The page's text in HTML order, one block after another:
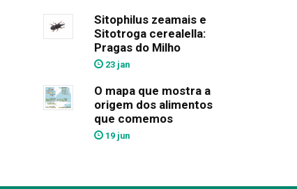
Sitophilus zeamais e
Sitotroga cerealella:
Pragas do Milho
23 jan
O mapa que mostra a
origem dos alimentos
que comemos
19 jun